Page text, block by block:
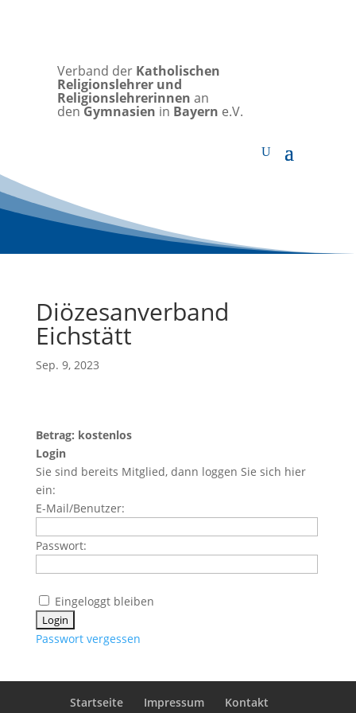
Verband der Katholischen
Religionslehrer und
Religionslehrerinnen an
denGymnasien in Bayern e.V.
Diözesanverband
Eichstätt
Sep. 9, 2023
Betrag: kostenlos
Login
Sie sind bereits Mitglied, dann loggen Sie sich hier
ein:
E-Mail/Benutzer:
Passwort:
Eingeloggt bleiben
Passwort vergessen
Startseite Impressum Kontakt